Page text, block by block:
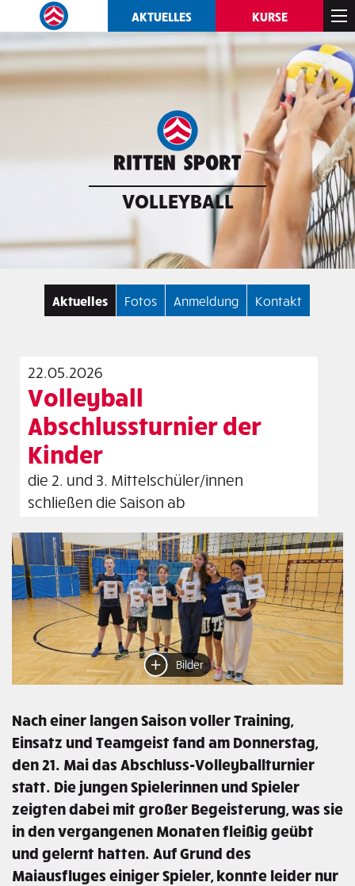
AKTUELLES KURSE
VOLLEYBALL
Aktuelles Fotos Anmeldung Kontakt
22.05.2026
Volleyball
Abschlussturnier der
Kinder
die 2. und 3. Mittelschüler/innen
schließen die Saison ab
Bilder
Nach einer langen Saison voller Training,
Einsatz und Teamgeist fand am Donnerstag,
den 21. Mai das Abschluss-Volleyballturnier
statt. Die jungen Spielerinnen und Spieler
zeigten dabei mit großer Begeisterung, was sie
in den vergangenen Monaten fleißig geübt
und gelernt hatten. Auf Grund des
Maiausfluges einiger Spieler, konnte leider nur